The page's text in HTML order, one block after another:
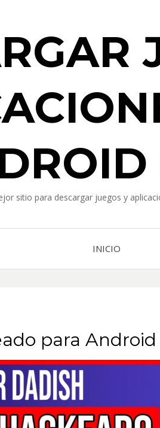
sitio para descargar juegos y
INICIO
para Android